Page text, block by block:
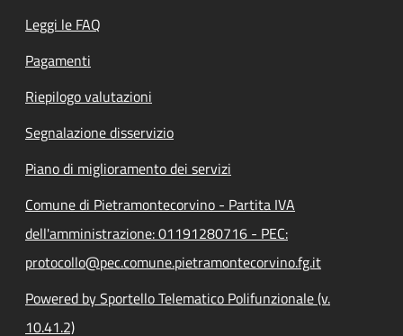
Leggi le FAQ
Pagamenti
Riepilogo valutazioni
Segnalazione disservizio
Piano di miglioramento dei servizi
Comune di Pietramontecorvino - Partita IVA
dell'amministrazione: 01191280716 - PEC:
protocollo@pec.comune.pietramontecorvino.fg.it
Powered by Sportello Telematico Polifunzionale (v.
10.41.2)